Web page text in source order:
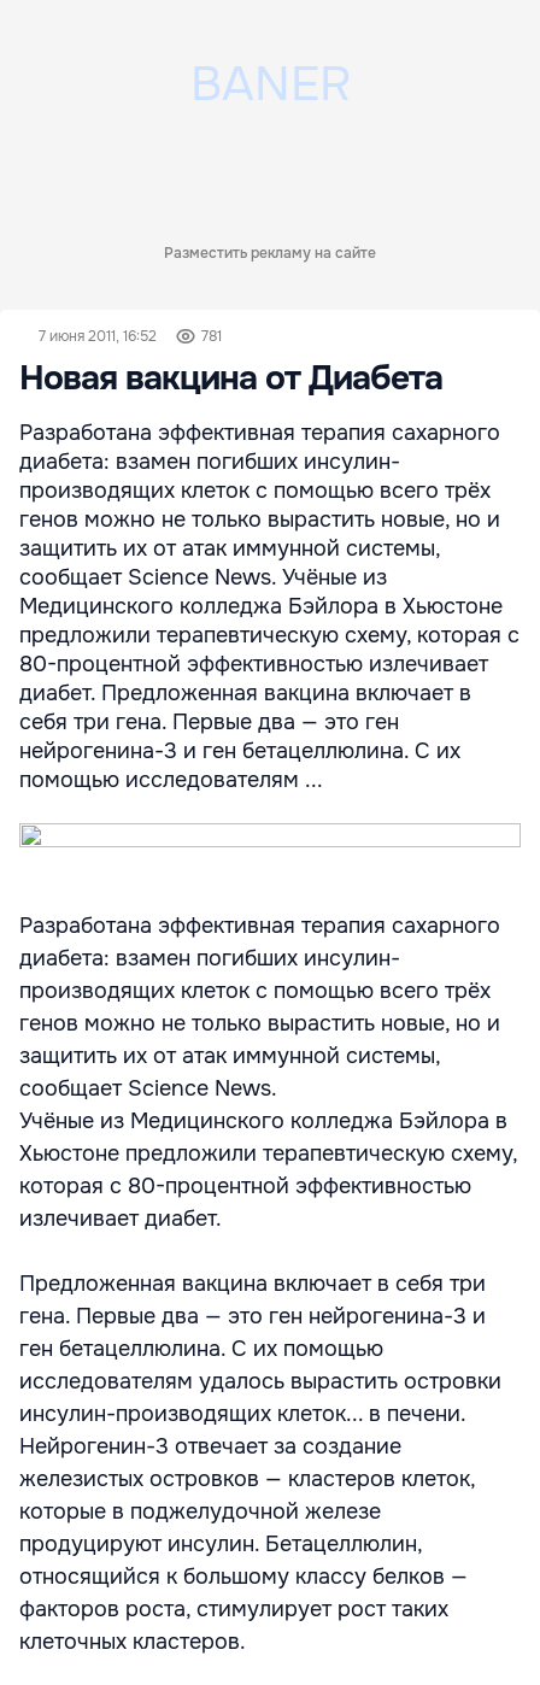
Разместить рекламу на сайте
7 июня 2011, 16:52 781
Новая вакцина от Диабета
Разработана эффективная терапия сахарного
диабета: взамен погибших инсулин-
производящих клеток с помощью всего трёх
генов можно не только вырастить новые, но и
защитить их от атак иммунной системы,
сообщает Science News. Учёные из
Медицинского колледжа Бэйлора в Хьюстоне
предложили терапевтическую схему, которая с
80-процентной эффективностью излечивает
диабет. Предложенная вакцина включает в
себя три гена. Первые два — это ген
нейрогенина-3 и ген бетацеллюлина. С их
помощью исследователям ...
Разработана эффективная терапия сахарного
диабета: взамен погибших инсулин-
производящих клеток с помощью всего трёх
генов можно не только вырастить новые, но и
защитить их от атак иммунной системы,
сообщает Science News.
Учёные из Медицинского колледжа Бэйлора в
Хьюстоне предложили терапевтическую схему,
которая с 80-процентной эффективностью
излечивает диабет.
Предложенная вакцина включает в себя три
гена. Первые два — это ген нейрогенина-3 и
ген бетацеллюлина. С их помощью
исследователям удалось вырастить островки
инсулин-производящих клеток... в печени.
Нейрогенин-3 отвечает за создание
железистых островков — кластеров клеток,
которые в поджелудочной железе
продуцируют инсулин. Бетацеллюлин,
относящийся к большому классу белков —
факторов роста, стимулирует рост таких
клеточных кластеров.